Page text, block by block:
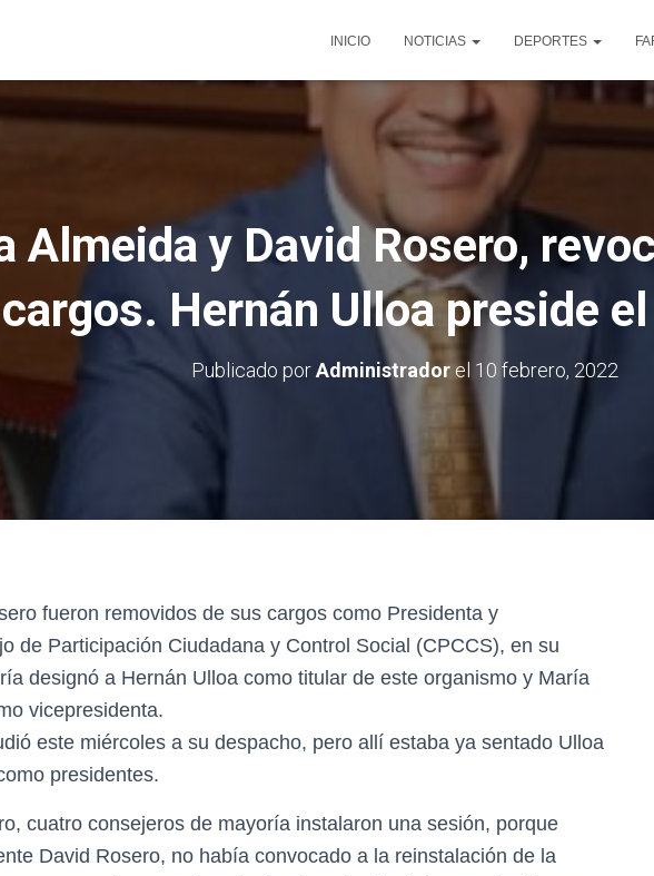
INICIO NOTICIAS DEPORTES
Almeida y David Rosero,
cargos. Hernán Ulloa preside el
Publicado porAdministrador el 10 febrero, 2022
fueron removidos de sus cargos como Presidenta y
de Participación Ciudadana y Control Social (CPCCS), en su
designó a Hernán Ulloa como titular de este organismo y María
vicepresidenta.
este miércoles a su despacho, pero allí estaba ya sentado Ulloa
presidentes.
cuatro consejeros de mayoría instalaron una sesión, porque
David Rosero, no había convocado a la reinstalación de la